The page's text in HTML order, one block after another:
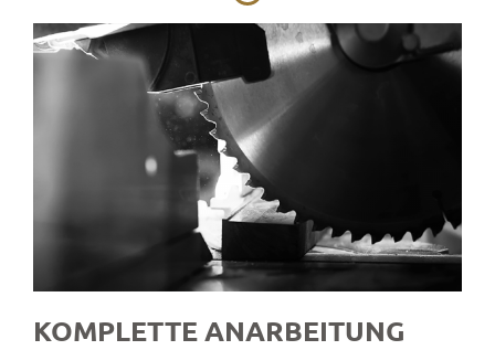
KOMPLETTE ANARBEITUNG